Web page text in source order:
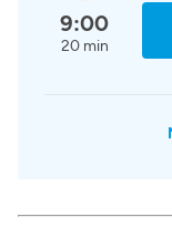
9:00
20 min